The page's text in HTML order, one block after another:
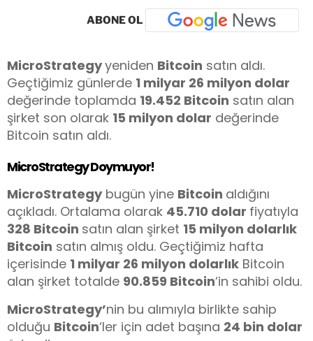
ABONE OL
MicroStrategyyeniden Bitcoin satın aldı.
Geçtiğimiz günlerde 1 milyar 26 milyon dolar
değerinde toplamda 19.452 Bitcoin satın alan
şirket son olarak 15 milyon dolar değerinde
Bitcoin satın aldı.
MicroStrategy Doymuyor!
MicroStrategybugün yine Bitcoin aldığını
açıkladı. Ortalama olarak 45.710 dolar fiyatıyla
328 Bitcoin satın alan şirket 15 milyon dolarlık
Bitcoin satın almış oldu. Geçtiğimiz hafta
içerisinde 1 milyar 26 milyon dolarlık Bitcoin
alan şirket totalde 90.859 Bitcoin‘in sahibi oldu.
MicroStrategy’nin bu alımıyla birlikte sahip
olduğu Bitcoin‘ler için adet başına 24 bin dolar